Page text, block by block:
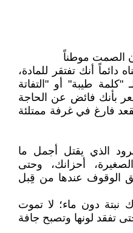
الصمت موطناً
أنك تفتقر للمادة،
طيبة" أو "التفاتة
بأنك فائض عن الحاجة
فارغ في غرفة ممتلئة
الذي يقتل أجمل ما
أحزانك، وحتى
الوقوف عندها من قِبل
نبتة دون ماء؛ لا تموت
تفقد لونها وتصبح جافة